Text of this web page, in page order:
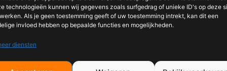
technologieën kunnen wij gegevens zoals surfgedrag of unieke ID's op deze
Als je geen toestemming geeft of uw toestemming intrekt, kan dit een
invloed hebben op bepaalde functies en mogelijkheden.
diensten